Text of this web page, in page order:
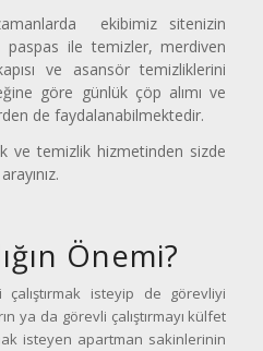
ekibimiz sitenizin
ile temizler, merdiven
ve asansör temizliklerini
göre günlük çöp alımı ve
de faydalanabilmektedir.
ve temizlik hizmetinden sizde
Önemi?
çalıştırmak isteyip de görevliyi
ya da görevli çalıştırmayı külfet
isteyen apartman sakinlerinin